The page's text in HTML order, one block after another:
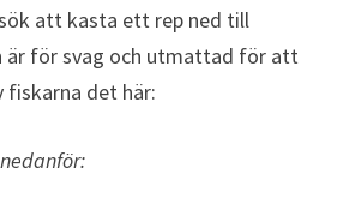
att kasta ett rep ned till
är för svag och utmattad för att
fiskarna det här: